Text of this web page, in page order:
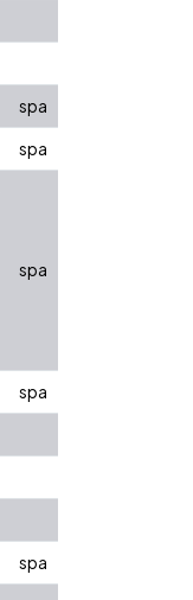
spa
spa
spa
spa
spa